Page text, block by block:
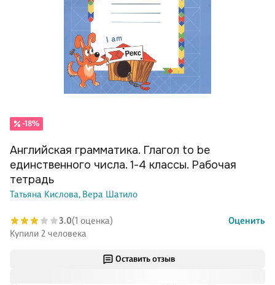
Оставить отзыв
-18%
Английская грамматика. Глагол to be
единственного числа. 1-4 классы. Рабочая
тетрадь
Татьяна Кислова, Вера Шатило
3.0(1 оценка)
Оценить
Купили 2 человека